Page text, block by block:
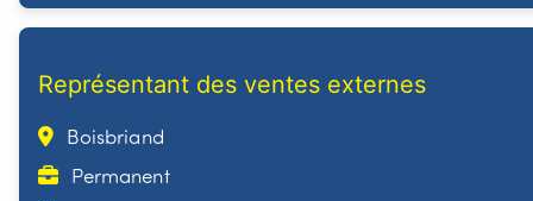
Représentant des ventes externes
Boisbriand
Permanent